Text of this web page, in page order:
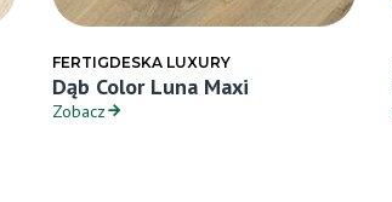
FERTIGDESKA LUXURY
Dąb Color Luna Maxi
Zobacz